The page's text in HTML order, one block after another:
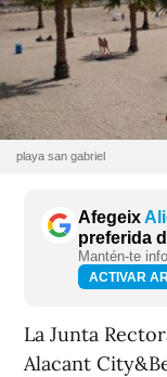
playa san gabriel
Afegeix
preferida
Mantén-te
ACTIVAR
La Junta
Alacant